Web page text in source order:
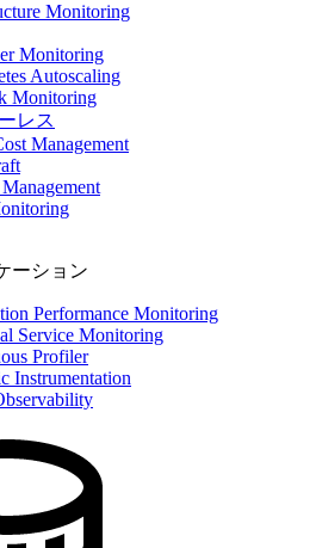
Monitoring
Monitoring
Autoscaling
Monitoring
レス
Management
ーション
Performance Monitoring
Service Monitoring
Profiler
Instrumentation